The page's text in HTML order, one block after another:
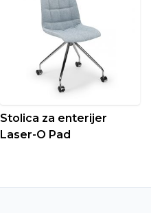
Stolica za enterijer
Laser-O Pad